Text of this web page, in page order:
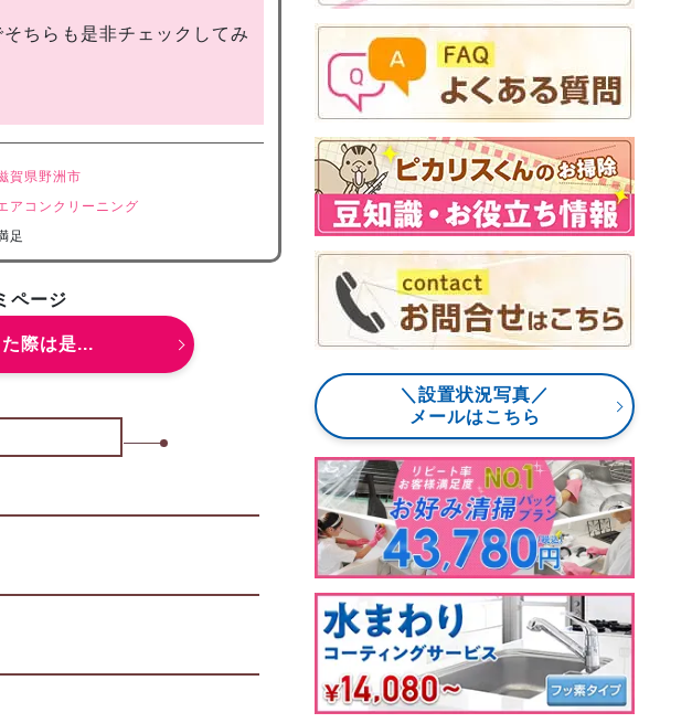
ちらも是非チェックしてみ
賀県野洲市
アコンクリーニング
足
ページ
際は是...
＼設置状況写真／
メールはこちら